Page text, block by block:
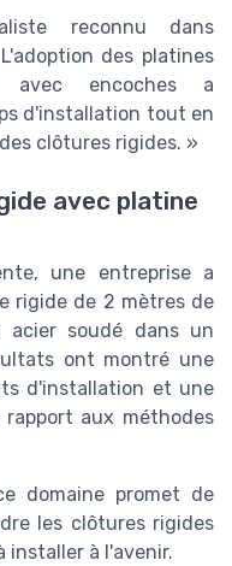
reconnu dans
des platines
avec encoches a
d'installation tout en
clôtures rigides. »
avec platine
une entreprise a
rigide de 2 mètres de
acier soudé dans un
ont montré une
d'installation et une
aux méthodes
domaine promet de
les clôtures rigides
installer à l'avenir.